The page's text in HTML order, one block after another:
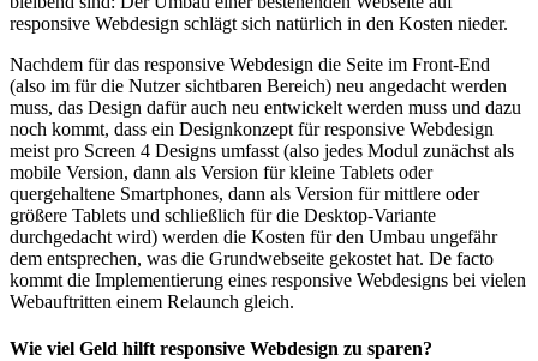
responsive Webdesign schlägt sich natürlich in den Kosten nieder.
Nachdem für das responsive Webdesign die Seite im Front-End
(also im für die Nutzer sichtbaren Bereich) neu angedacht werden
muss, das Design dafür auch neu entwickelt werden muss und dazu
noch kommt, dass ein Designkonzept für responsive Webdesign
meist pro Screen 4 Designs umfasst (also jedes Modul zunächst als
mobile Version, dann als Version für kleine Tablets oder
quergehaltene Smartphones, dann als Version für mittlere oder
größere Tablets und schließlich für die Desktop-Variante
durchgedacht wird) werden die Kosten für den Umbau ungefähr
dem entsprechen, was die Grundwebseite gekostet hat. De facto
kommt die Implementierung eines responsive Webdesigns bei vielen
Webauftritten einem Relaunch gleich.
Wie viel Geld hilft responsive Webdesign zu sparen?